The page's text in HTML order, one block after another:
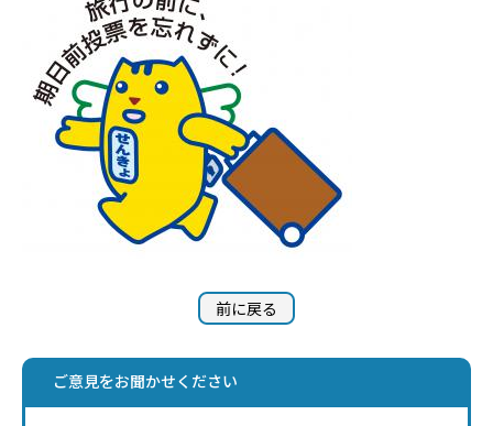
前に戻る
ご意見をお聞かせください